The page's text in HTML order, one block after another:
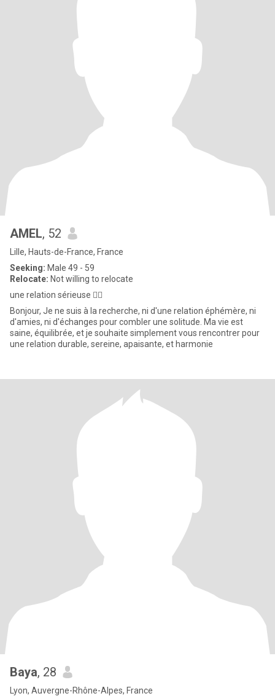
AMEL, 52
Lille, Hauts-de-France, France
Seeking: Male 49 - 59
Relocate: Not willing to relocate
une relation sérieuse ☝🏻
Bonjour, Je ne suis à la recherche, ni d'une relation éphémère, ni
d'amies, ni d'échanges pour combler une solitude. Ma vie est
saine, équilibrée, et je souhaite simplement vous rencontrer pour
une relation durable, sereine, apaisante, et harmonie
Baya, 28
Lyon, Auvergne-Rhône-Alpes, France